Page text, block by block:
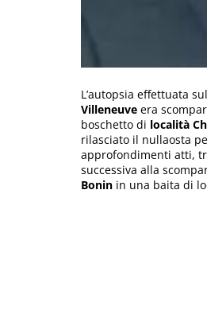
L’autopsia effettuata
Villeneuve era
boschetto di località
rilasciato il nullaosta
approfondimenti atti,
successiva alla
Bonin in una baita di